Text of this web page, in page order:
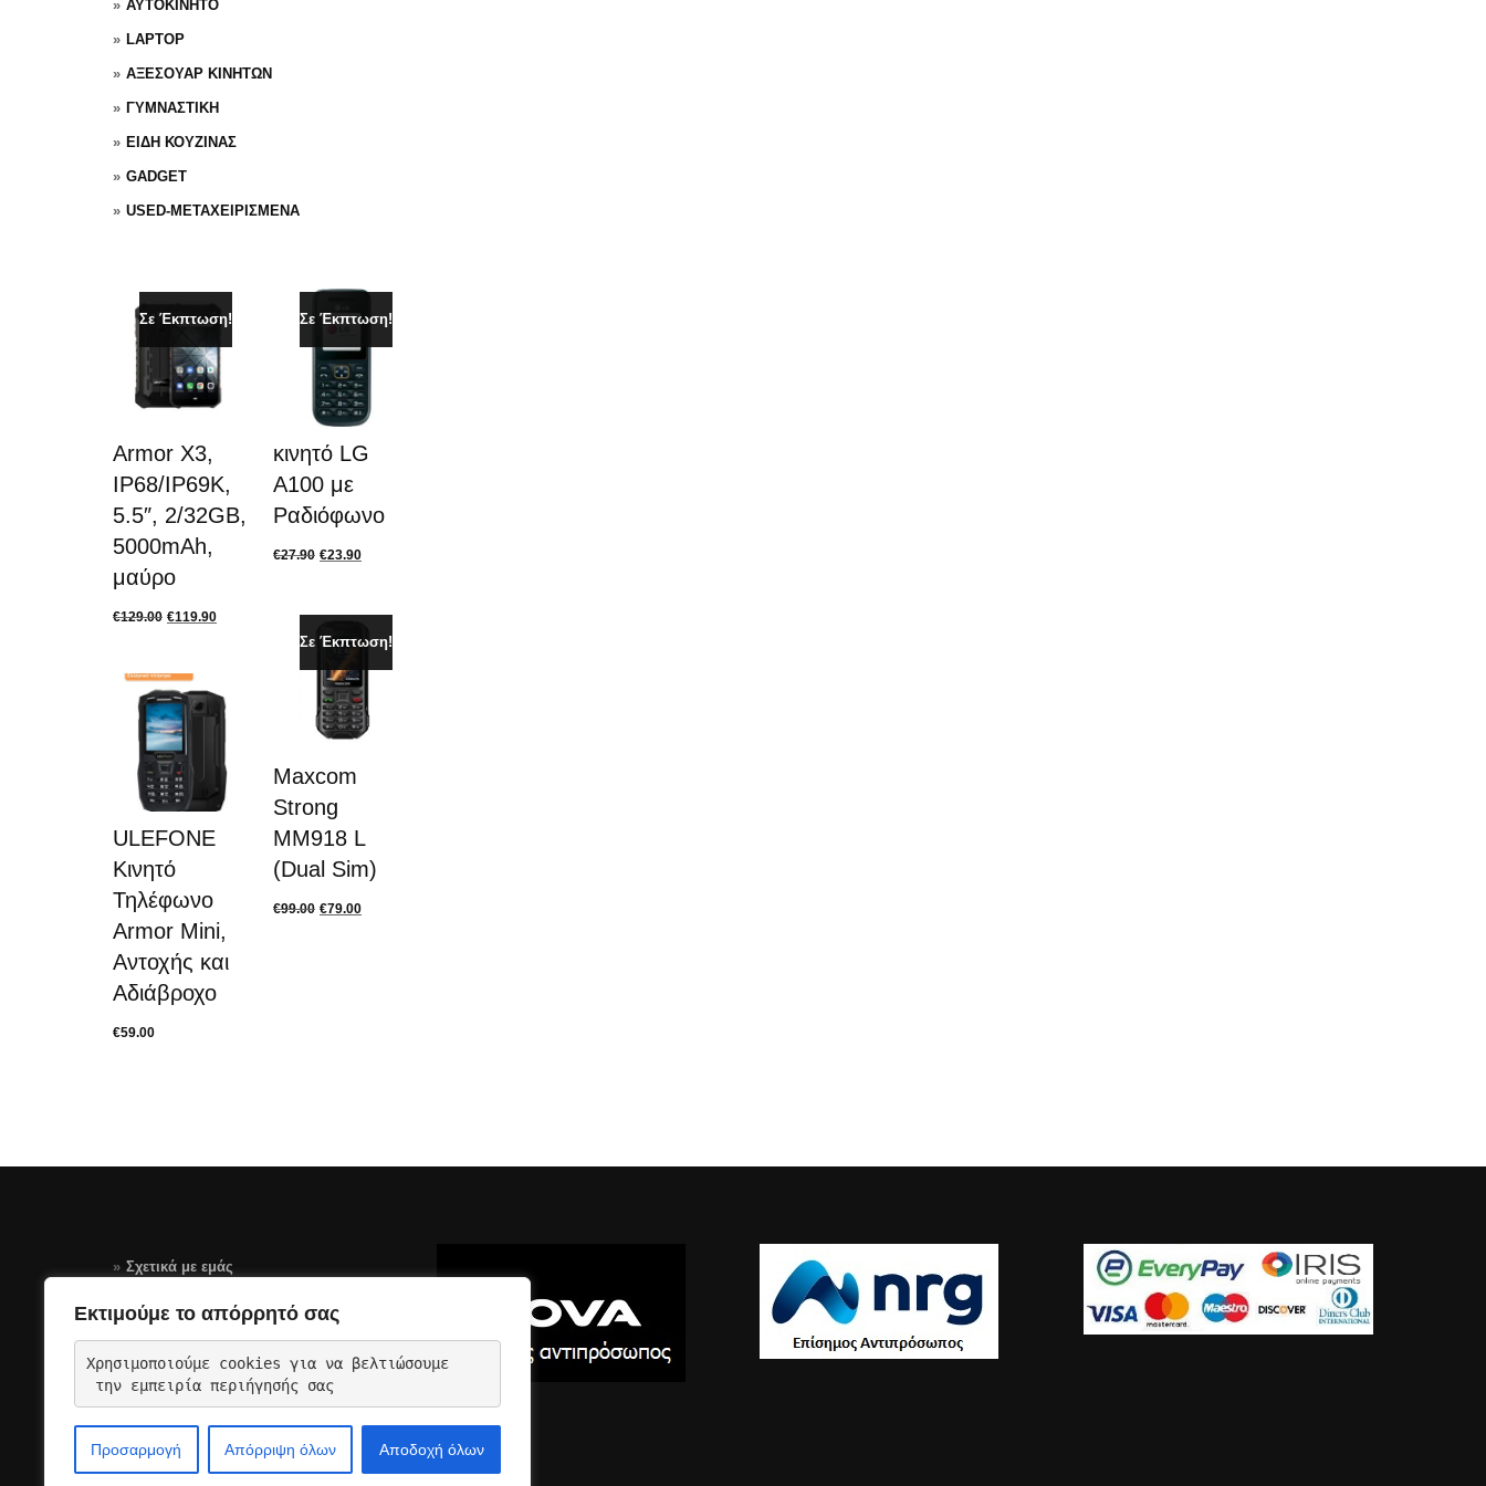
Εκτιμούμε το απόρρητό σας
Χρησιμοποιούμε cookies για να βελτιώσουμε
την εμπειρία περιήγησής σας
Προσαρμογή Απόρριψη όλων Αποδοχή όλων
ΑΥΤΟΚΙΝΗΤΟ
LAPTOP
ΑΞΕΣΟΥΑΡ ΚΙΝΗΤΩΝ
ΓΥΜΝΑΣΤΙΚΗ
ΕΙΔΗ ΚΟΥΖΙΝΑΣ
GADGET
USED-ΜΕΤΑΧΕΙΡΙΣΜΕΝΑ
Σε Έκπτωση!
Armor X3,
IP68/IP69K,
5.5″, 2/32GB,
5000mAh,
μαύρο
€129.00 €119.90
ULEFONE
Κινητό
Τηλέφωνο
Armor Mini,
Αντοχής και
Αδιάβροχο
€59.00
Σε Έκπτωση!
κινητό LG
A100 με
Ραδιόφωνο
€27.90 €23.90
Σε Έκπτωση!
Maxcom
Strong
MM918 L
(Dual Sim)
€99.00 €79.00
Σχετικά με εμάς
Τρόποι Πληρωμής
Όροι Χρήσης Σελίδας-GDPR
Επικοινωνια